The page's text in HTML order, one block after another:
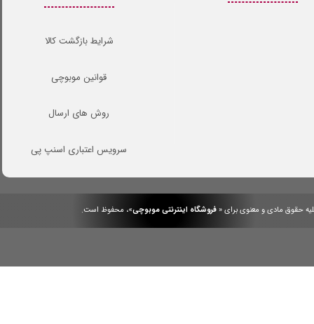
حقوق مادی و معنوی برای «فروشگاه اینترنتی موبوچی»، محفوظ است.
شرایط بازگشت کالا
قوانین موبوچی
روش های ارسال
سرویس اعتباری اسنپ پی